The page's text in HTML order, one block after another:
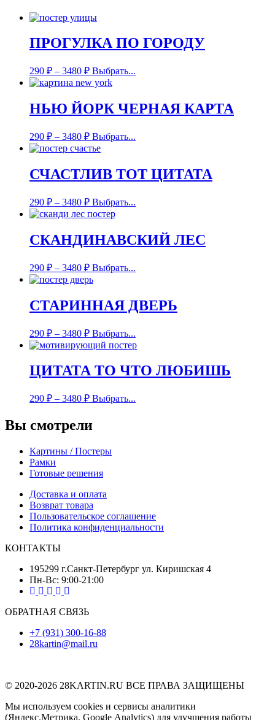
ПРОГУЛКА ПО ГОРОДУ
290 ₽ – 3480 ₽ Выбрать...
НЬЮ ЙОРК ЧЕРНАЯ КАРТА
290 ₽ – 3480 ₽ Выбрать...
СЧАСТЛИВ ТОТ ЦИТАТА
290 ₽ – 3480 ₽ Выбрать...
СКАНДИНАВСКИЙ ЛЕС
290 ₽ – 3480 ₽ Выбрать...
СТАРИННАЯ ДВЕРЬ
290 ₽ – 3480 ₽ Выбрать...
ЦИТАТА ТО ЧТО ЛЮБИШЬ
290 ₽ – 3480 ₽ Выбрать...
Вы смотрели
Картины / Постеры
Рамки
Готовые решения
Доставка и оплата
Возврат товара
Пользовательское соглашение
Политика конфиденциальности
КОНТАКТЫ
195299 г.Санкт-Петербург ул. Киришская 4
Пн-Вс: 9:00-21:00
ОБРАТНАЯ СВЯЗЬ
+7 (931) 300-16-88
28kartin@mail.ru
© 2020-2026 28KARTIN.RU ВСЕ ПРАВА ЗАЩИЩЕНЫ
Мы используем cookies и сервисы аналитики
(Яндекс.Метрика, Google Analytics) для улучшения работы